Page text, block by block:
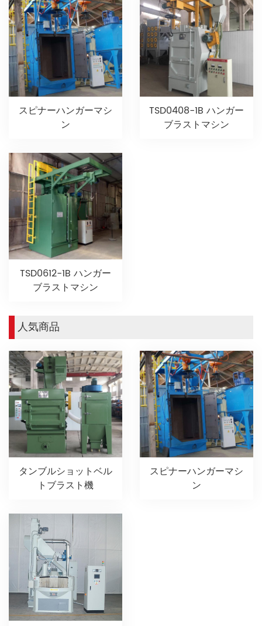
スピナーハンガーマシ
ン
TSD0408-​​1B ハンガー
ブラストマシン
TSD0612-1B ハンガー
ブラストマシン
人気商品
タンブルショットベル
トブラスト機
スピナーハンガーマシ
ン